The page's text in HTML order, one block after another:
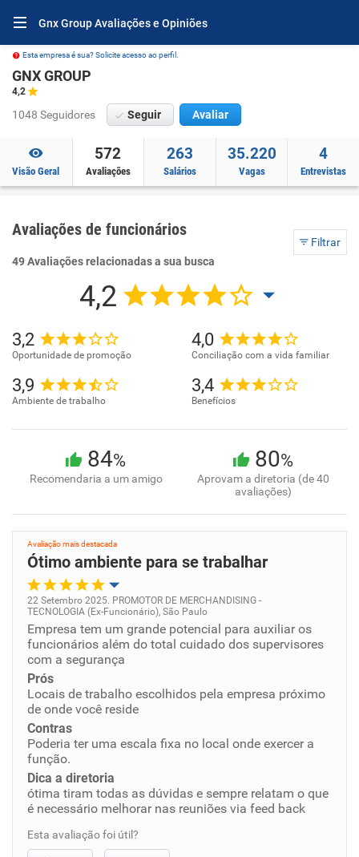
Gnx Group Avaliações e Opiniões
Esta empresa é sua? Solicite acesso ao perfil.
GNX GROUP
4,2
1048 Seguidores Seguir Avaliar
Visão Geral
572
Avaliações
263
Salários
35.220
Vagas
4
Entrevistas
Avaliações de funcionários
Filtrar
49 Avaliações relacionadas a sua busca
4,2
3,2
Oportunidade de promoção
4,0
Conciliação com a vida familiar
3,9
Ambiente de trabalho
3,4
Benefícios
84%
Recomendaria a um amigo
80%
Aprovam a diretoria (de 40
avaliações)
Avaliação mais destacada
Ótimo ambiente para se trabalhar
Oportunidade de promoção
Ambiente de trabalho
Conciliação com a vida familiar
Benefícios
Recomenda esta empresa
Recomenda a diretoria
22 Setembro 2025. PROMOTOR DE MERCHANDISING -
TECNOLOGIA (Ex-Funcionário), São Paulo
Empresa tem um grande potencial para auxiliar os
funcionários além do total cuidado dos supervisores
com a segurança
Prós
Locais de trabalho escolhidos pela empresa próximo
de onde você reside
Contras
Poderia ter uma escala fixa no local onde exercer a
função.
Dica a diretoria
ótima tiram todas as dúvidas e sempre relatam o que
é necessário melhorar nas reuniões via feed back
Esta avaliação foi útil?